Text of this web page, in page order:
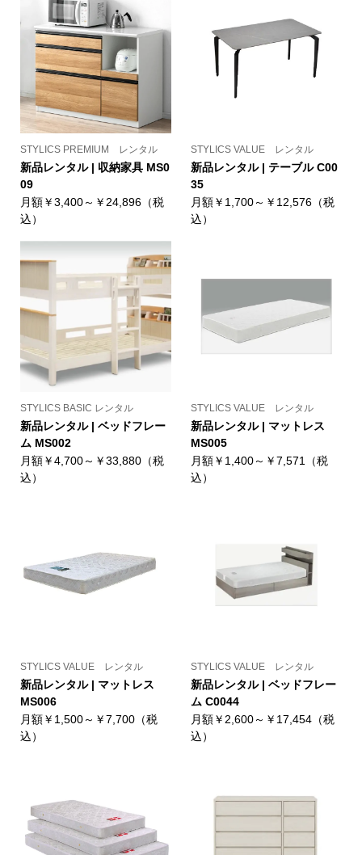
STYLICS PREMIUM レンタル
新品レンタル | 収納家具 MS0
09
月額￥3,400～￥24,896（税
込）
STYLICS VALUE レンタル
新品レンタル | テーブル C00
35
月額￥1,700～￥12,576（税
込）
STYLICS BASIC レンタル
新品レンタル | ベッドフレー
ム MS002
月額￥4,700～￥33,880（税
込）
STYLICS VALUE レンタル
新品レンタル | マットレス
MS005
月額￥1,400～￥7,571（税
込）
STYLICS VALUE レンタル
新品レンタル | マットレス
MS006
月額￥1,500～￥7,700（税
込）
STYLICS VALUE レンタル
新品レンタル | ベッドフレー
ム C0044
月額￥2,600～￥17,454（税
込）